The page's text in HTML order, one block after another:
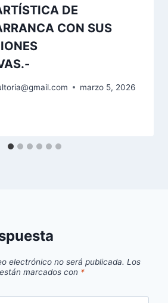
DE
CON SUS
marzo 5, 2026
electrónico no será publicada. Los
marcados con *